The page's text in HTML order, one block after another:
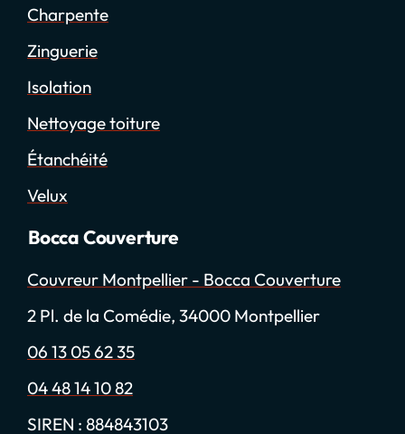
Charpente
Zinguerie
Isolation
Nettoyage toiture
Étanchéité
Velux
Bocca Couverture
Couvreur Montpellier - Bocca Couverture
2 Pl. de la Comédie, 34000 Montpellier
06 13 05 62 35
04 48 14 10 82
SIREN : 884843103